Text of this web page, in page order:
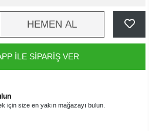
HEMEN AL
İLE SİPARİŞ VER
için size en yakın mağazayı bulun.